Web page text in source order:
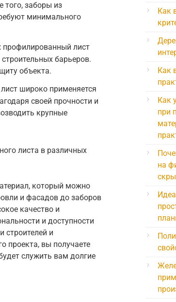
того, заборы из
минимального
лист
барьеров.
объекта.
широко применяется
своей прочности и
крупные
листа в различных
который можно
и фасадов до заборов
качество и
и доступности
строителей и
проекта, вы получаете
служить вам долгие
Как
Как
Как
при
на